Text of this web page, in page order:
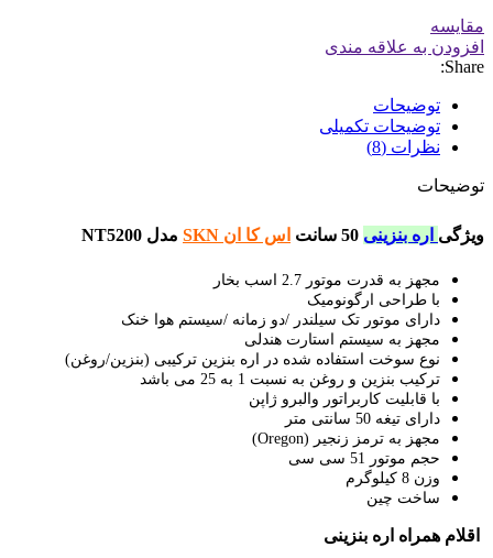
مقایسه
افزودن به علاقه مندی
Share:
توضیحات
توضیحات تکمیلی
نظرات (8)
توضیحات
ویژگی اره بنزینی اس کا ان مدل NT5200
مجهز به قدرت موتور 2.7 اسب بخار
با طراحی ارگونومیک
دارای موتور تک سیلندر /دو زمانه /سیستم هوا خنک
مجهز به سیستم استارت هندلی
نوع سوخت استفاده شده در اره بنزین ترکیبی (بنزین/روغن)
ترکیب بنزین و روغن به نسبت 1 به 25 می باشد
با قابلیت کاربراتور والبرو ژاپن
دارای تیغه 50 سانتی متر
مجهز به ترمز زنجیر (Oregon)
حجم موتور 51 سی سی
وزن 8 کیلوگرم
ساخت چین
اقلام همراه اره بنزینی